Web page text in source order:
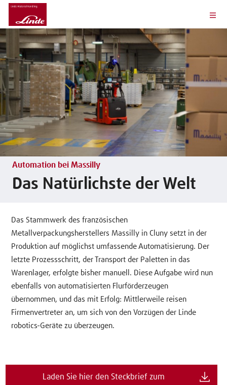
Automation bei Massilly
Das Natürlichste der Welt
Das Stammwerk des französischen
Metallverpackungsherstellers Massilly in Cluny setzt in der
Produktion auf möglichst umfassende Automatisierung. Der
letzte Prozessschritt, der Transport der Paletten in das
Warenlager, erfolgte bisher manuell. Diese Aufgabe wird nun
ebenfalls von automatisierten Flurförderzeugen
übernommen, und das mit Erfolg: Mittlerweile reisen
Firmenvertreter an, um sich von den Vorzügen der Linde
robotics-Geräte zu überzeugen.
Laden Sie hier den Steckbrief zum